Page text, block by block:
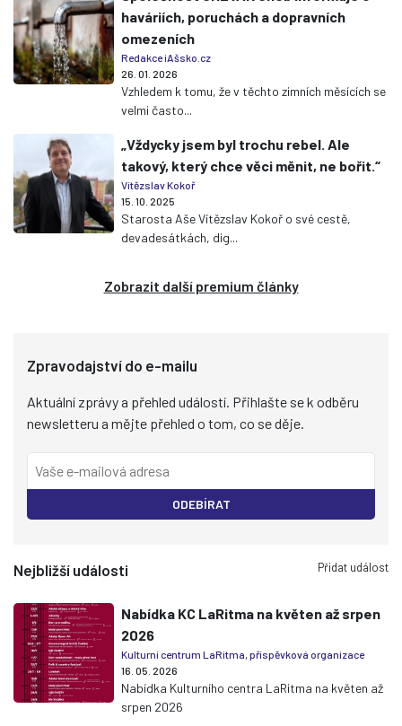
haváriích, poruchách a dopravních
omezeních
Redakce iAšsko.cz
26. 01. 2026
Vzhledem k tomu, že v těchto zimních měsících se
velmi často...
„Vždycky jsem byl trochu rebel. Ale
takový, který chce věci měnit, ne bořit.“
Vítězslav Kokoř
15. 10. 2025
Starosta Aše Vítězslav Kokoř o své cestě,
devadesátkách, dig...
Zobrazit další premium články
Zpravodajství do e-mailu
Aktuální zprávy a přehled událostí. Přihlašte se k odběru
newsletteru a mějte přehled o tom, co se děje.
ODEBÍRAT
Nejbližší události Přidat událost
Nabídka KC LaRitma na květen až srpen
2026
Kulturní centrum LaRitma, příspěvková organizace
16. 05. 2026
Nabídka Kulturního centra LaRitma na květen až
srpen 2026